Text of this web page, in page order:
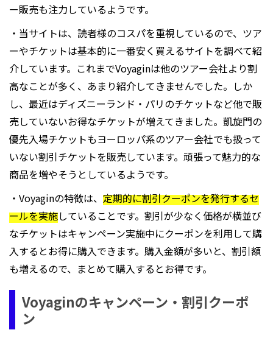
ー販売も注力しているようです。
・当サイトは、読者様のコスパを重視しているので、ツア
ーやチケットは基本的に一番安く買えるサイトを調べて紹
介しています。これまでVoyaginは他のツアー会社より割
高なことが多く、あまり紹介してきませんでした。しか
し、最近はディズニーランド・パリのチケットなど他で販
売していないお得なチケットが増えてきました。凱旋門の
優先入場チケットもヨーロッパ系のツアー会社でも扱って
いない割引チケットを販売しています。頑張って魅力的な
商品を増やそうとしているようです。
・Voyaginの特徴は、 定期的に割引クーポンを発行するセ
ールを実施していることです。割引が少なく価格が横並び
なチケットはキャンペーン実施中にクーポンを利用して購
入するとお得に購入できます。購入金額が多いと、割引額
も増えるので、まとめて購入するとお得です。
Voyaginのキャンペーン・割引クーポ
ン